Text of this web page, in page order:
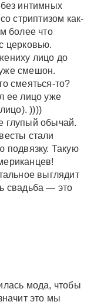
интимных
стриптизом как-
более что
церковью.
лицо до
смешон.
смеяться-то?
ее лицо уже
))))
глупый обычай.
стали
подвязку. Такую
выглядит
свадьба — это
мода, чтобы
это мы